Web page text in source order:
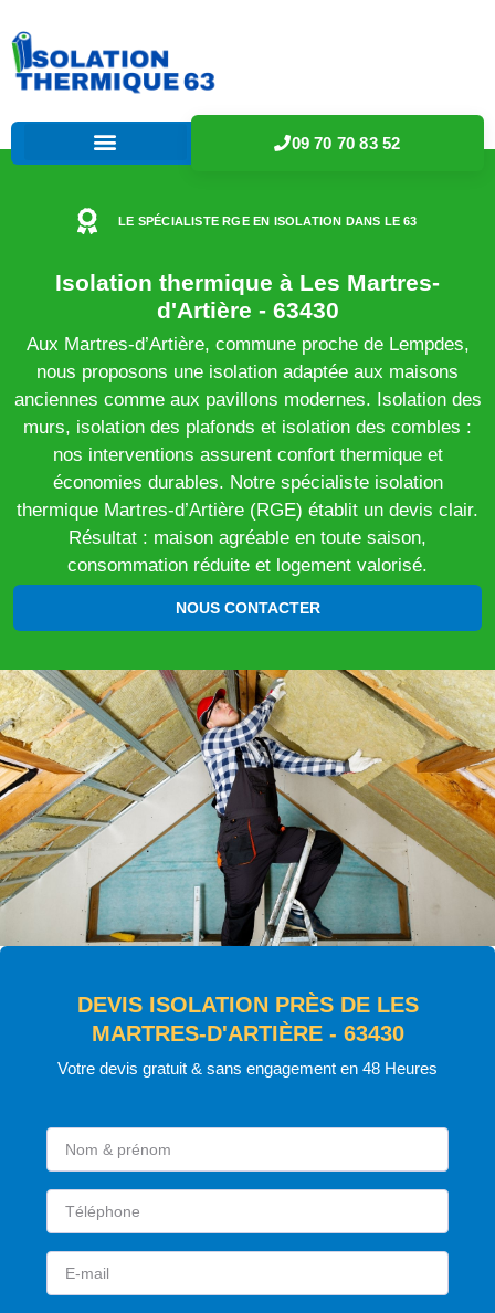
09 70 70 83 52
LE SPÉCIALISTE RGE EN ISOLATION DANS LE 63
Isolation thermique à Les Martres-
d'Artière - 63430
Aux Martres-d’Artière, commune proche de Lempdes,
nous proposons une isolation adaptée aux maisons
anciennes comme aux pavillons modernes. Isolation des
murs, isolation des plafonds et isolation des combles :
nos interventions assurent confort thermique et
économies durables. Notre spécialiste isolation
thermique Martres-d’Artière (RGE) établit un devis clair.
Résultat : maison agréable en toute saison,
consommation réduite et logement valorisé.
NOUS CONTACTER
DEVIS ISOLATION PRÈS DE LES
MARTRES-D'ARTIÈRE - 63430
Votre devis gratuit & sans engagement en 48 Heures